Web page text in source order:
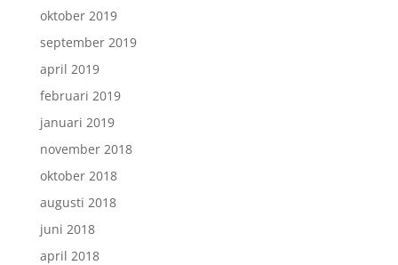
oktober 2019
september 2019
april 2019
februari 2019
januari 2019
november 2018
oktober 2018
augusti 2018
juni 2018
april 2018